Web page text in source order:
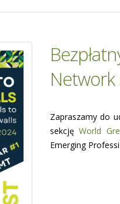
Network
Zapraszamy do
sekcjęWorld
Emerging